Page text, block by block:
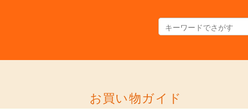
お買い物ガイド